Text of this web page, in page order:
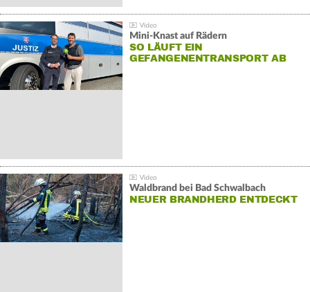
Mini-Knast auf Rädern
SO LÄUFT EIN
GEFANGENENTRANSPORT AB
Waldbrand bei Bad Schwalbach
NEUER BRANDHERD ENTDECKT